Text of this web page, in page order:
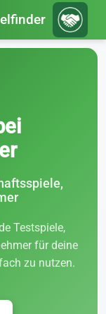
Testspiele,
für deine
zu nutzen.